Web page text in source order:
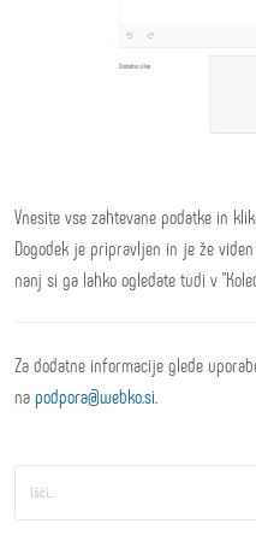
Vnesite vse zahtevane podatke in
Dogodek je pripravljen in je že
nanj si ga lahko ogledate tudi v
Za dodatne informacije glede
na podpora@webko.si.